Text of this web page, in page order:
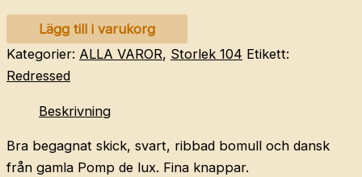
ribbad
kofta
mängd
Lägg till i varukorg
Kategorier: ALLA VAROR, Storlek 104 Etikett:
Redressed
Beskrivning
Bra begagnat skick, svart, ribbad bomull och dansk
från gamla Pomp de lux. Fina knappar.